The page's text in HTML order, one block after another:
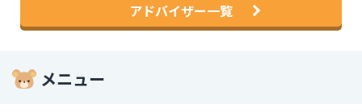
アドバイザー一覧
メニュー